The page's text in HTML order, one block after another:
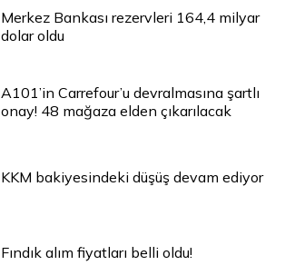
Merkez Bankası rezervleri 164,4 milyar
dolar oldu
A101’in Carrefour’u devralmasına şartlı
onay! 48 mağaza elden çıkarılacak
KKM bakiyesindeki düşüş devam ediyor
Fındık alım fiyatları belli oldu!